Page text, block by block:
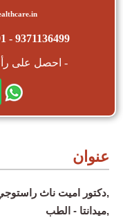
- 9371136499
احصل على رأي طبي عاجل وأرسل التقارير -
عنوان
دكتور اميت ناث راستوجي,
ميدانتا - الطب,